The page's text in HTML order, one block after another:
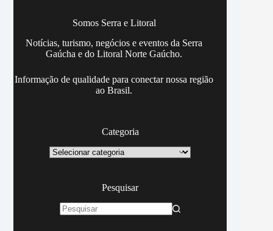
Somos Serra e Litoral
Notícias, turismo, negócios e eventos da Serra
Gaúcha e do Litoral Norte Gaúcho.
Informação de qualidade para conectar nossa região
ao Brasil.
Categoria
Categoria
Pesquisar